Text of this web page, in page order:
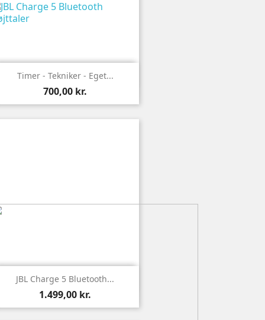
 Vis
Timer - Tekniker - Eget...
700,00 kr.
 Vis
JBL Charge 5 Bluetooth...
1.499,00 kr.